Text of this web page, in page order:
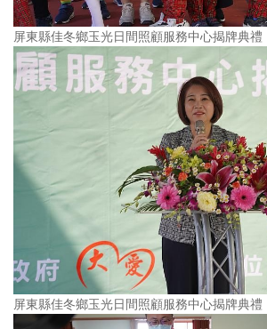
屏東縣佳冬鄉玉光日間照顧服務中心揭牌典禮
屏東縣佳冬鄉玉光日間照顧服務中心揭牌典禮